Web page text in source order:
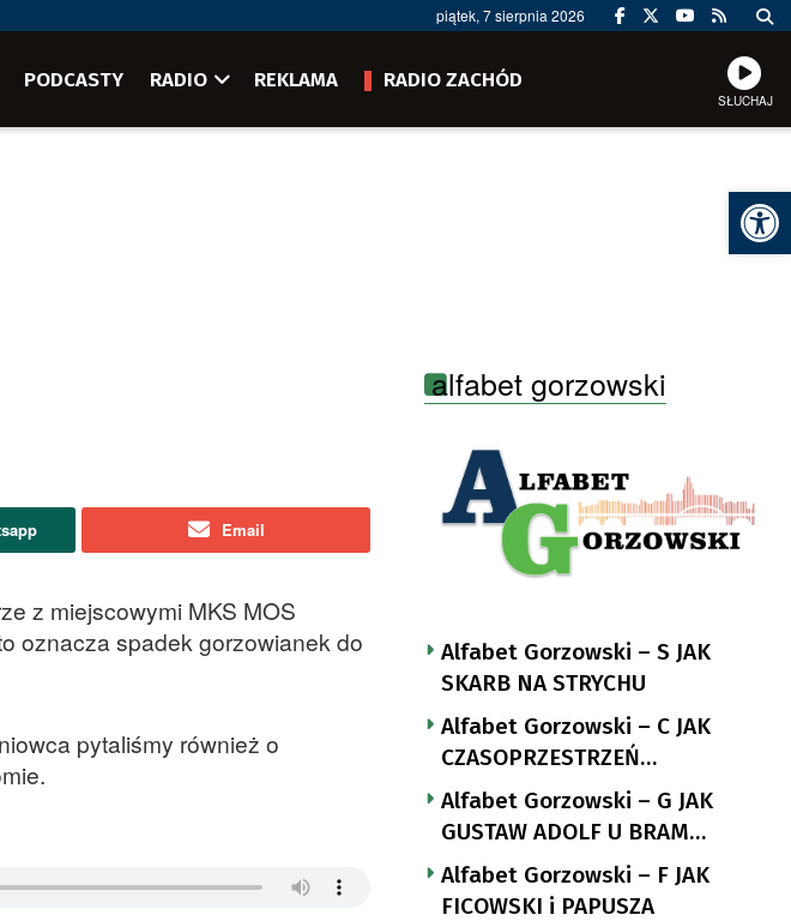
piątek, 7 sierpnia 2026
PODCASTY RADIO REKLAMA RADIO ZACHÓD
SŁUCHAJ
Email
z miejscowymi MKS MOS
oznacza spadek gorzowianek do
pytaliśmy również o
alfabet gorzowski
Alfabet Gorzowski – S JAK
SKARB NA STRYCHU
Alfabet Gorzowski – C JAK
CZASOPRZESTRZEŃ
NUTTGENSA
Alfabet Gorzowski – G JAK
GUSTAW ADOLF U BRAM
LANDSBERGA
Alfabet Gorzowski – F JAK
FICOWSKI i PAPUSZA